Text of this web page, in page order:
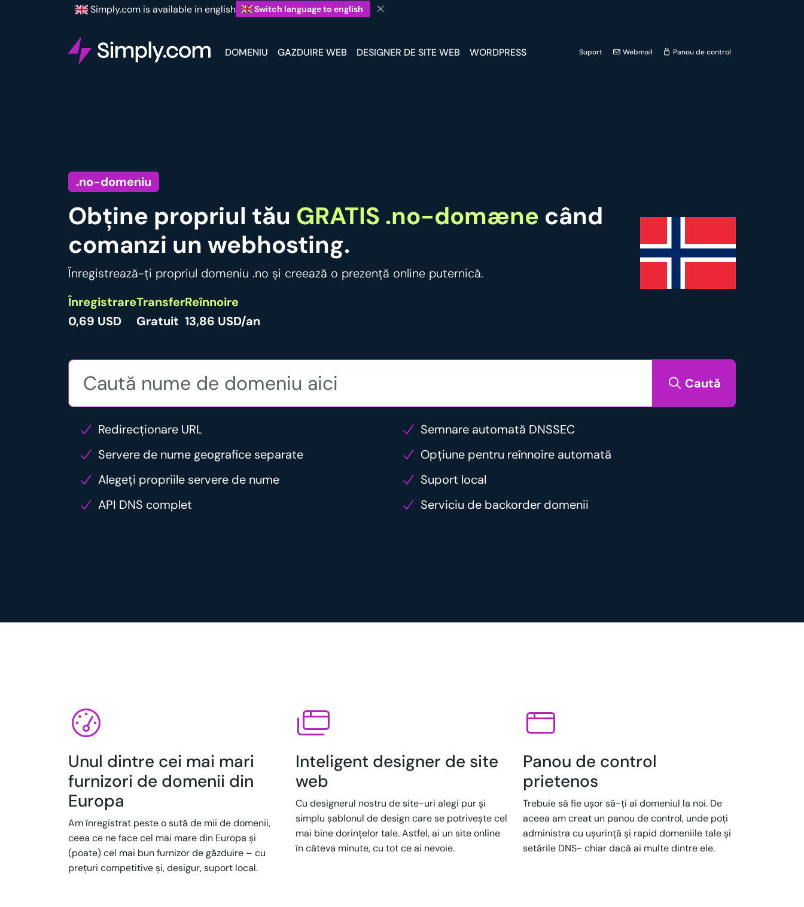
Simply.com is available in english Switch language to english
DOMENIU GAZDUIRE WEB DESIGNER DE SITE WEB WORDPRESS Suport Webmail Panou de control
.no-domeniu
Obține propriul tău GRATIS .no-domæne când
comanzi un webhosting.
Înregistrează-ți propriul domeniu .no și creează o prezență online puternică.
Înregistrare
0,69 USD
Transfer
Gratuit
Reînnoire
13,86 USD/an
Caută
Redirecționare URL
Semnare automată DNSSEC
Servere de nume geografice separate
Opțiune pentru reînnoire automată
Alegeți propriile servere de nume
Suport local
API DNS complet
Serviciu de backorder domenii
Unul dintre cei mai mari
furnizori de domenii din
Europa
Am înregistrat peste o sută de mii de domenii,
ceea ce ne face cel mai mare din Europa și
(poate) cel mai bun furnizor de găzduire – cu
prețuri competitive și, desigur, suport local.
Inteligent designer de site
web
Cu designerul nostru de site-uri alegi pur și
simplu șablonul de design care se potrivește cel
mai bine dorințelor tale. Astfel, ai un site online
în câteva minute, cu tot ce ai nevoie.
Panou de control
prietenos
Trebuie să fie ușor să-ți ai domeniul la noi. De
aceea am creat un panou de control, unde poți
administra cu ușurință și rapid domeniile tale și
setările DNS- chiar dacă ai multe dintre ele.